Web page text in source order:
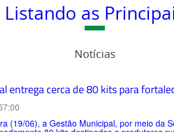
Listando as
Notícias
entrega cerca de 80 kits para
(19/06), a Gestão Municipal, por meio da